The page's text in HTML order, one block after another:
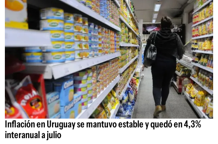
Inflación en Uruguay se mantuvo estable y quedó en 4,3%
interanual a julio